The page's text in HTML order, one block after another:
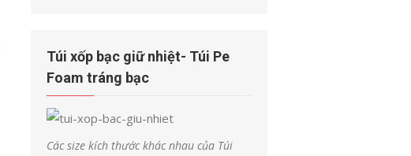
Túi xốp bạc giữ nhiệt- Túi Pe
Foam tráng bạc
Các size kích thước khác nhau của Túi